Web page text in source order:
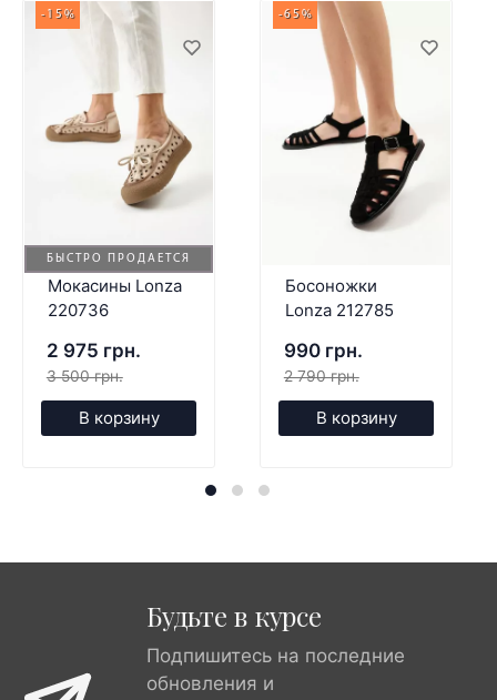
БЫСТРО ПРОДАЕТСЯ
-15%
Мокасины Lonza
220736
2 975 грн.
3 500 грн.
В корзину
-65%
Босоножки
Lonza 212785
990 грн.
2 790 грн.
В корзину
Будьте в курсе
Подпишитесь на последние
обновления и